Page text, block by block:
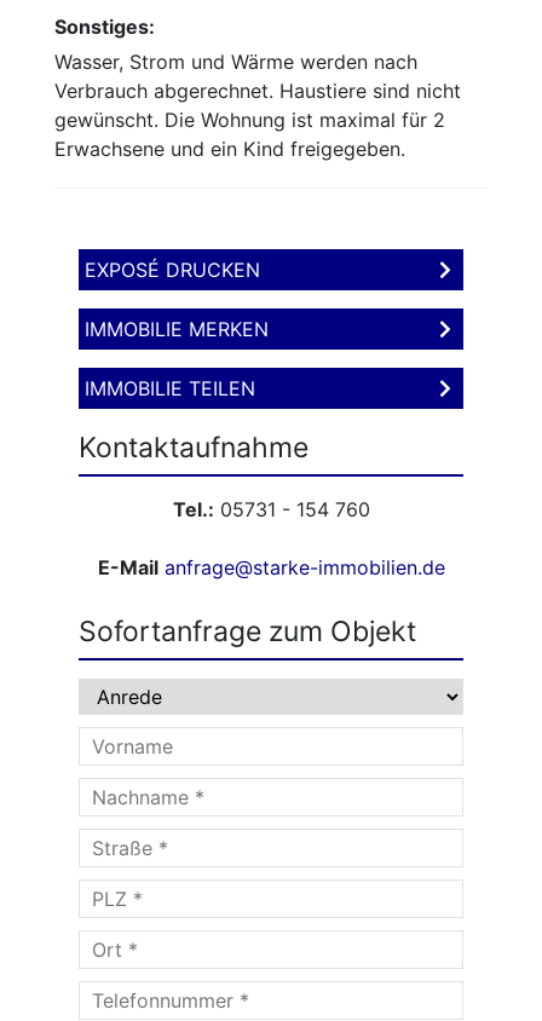
Sonstiges:
Wasser, Strom und Wärme werden nach
Verbrauch abgerechnet. Haustiere sind nicht
gewünscht. Die Wohnung ist maximal für 2
Erwachsene und ein Kind freigegeben.
EXPOSÉ DRUCKEN
IMMOBILIE MERKEN
IMMOBILIE TEILEN
Kontaktaufnahme
Tel.: 05731 - 154 760
E-Mail anfrage@starke-immobilien.de
Sofortanfrage zum Objekt